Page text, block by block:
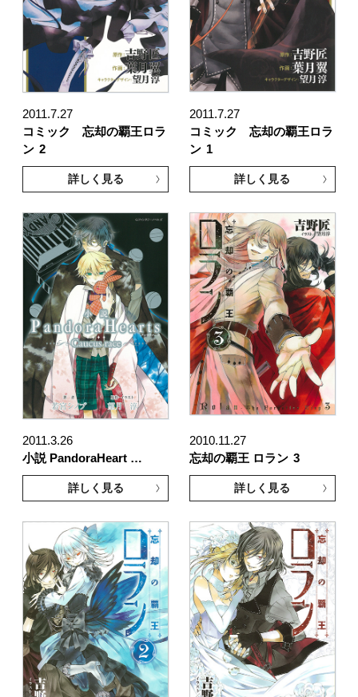
2011.7.27
コミック 忘却の覇王ロラ
ン 2
詳しく見る
2011.7.27
コミック 忘却の覇王ロラ
ン 1
詳しく見る
2011.3.26
小説 PandoraHeart …
詳しく見る
2010.11.27
忘却の覇王 ロラン 3
詳しく見る